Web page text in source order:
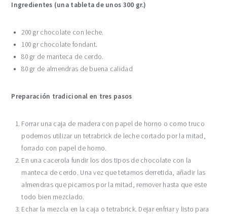
Ingredientes (una tableta de unos 300 gr.)
200 gr chocolate con leche.
100 gr chocolate fondant.
80 gr de manteca de cerdo.
80 gr de almendras de buena calidad
Preparación tradicional en tres pasos
Forrar una caja de madera con papel de horno o como truco
podemos utilizar un tetrabrick de leche cortado por la mitad,
forrado con papel de horno.
En una cacerola fundir los dos tipos de chocolate con la
manteca de cerdo. Una vez que tetamos derretida, añadir las
almendras que picamos por la mitad, remover hasta que este
todo bien mezclado.
Echar la mezcla en la caja o tetrabrick. Dejar enfriar y listo para